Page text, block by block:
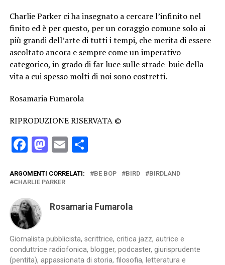
Charlie Parker ci ha insegnato a cercare l’infinito nel
finito ed è per questo, per un coraggio comune solo ai
più grandi dell’arte di tutti i tempi, che merita di essere
ascoltato ancora e sempre come un imperativo
categorico, in grado di far luce sulle strade buie della
vita a cui spesso molti di noi sono costretti.
Rosamaria Fumarola
RIPRODUZIONE RISERVATA ©
Facebook
Mastodon
EmailCondividi
ARGOMENTI CORRELATI: BE BOP BIRD
BIRDLAND
CHARLIE PARKER
Rosamaria Fumarola
Giornalista pubblicista, scrittrice, critica jazz, autrice e
conduttrice radiofonica, blogger, podcaster, giurisprudente
(pentita), appassionata di storia, filosofia, letteratura e